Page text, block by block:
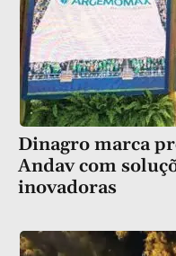
Dinagro marca
Andav com
inovadoras